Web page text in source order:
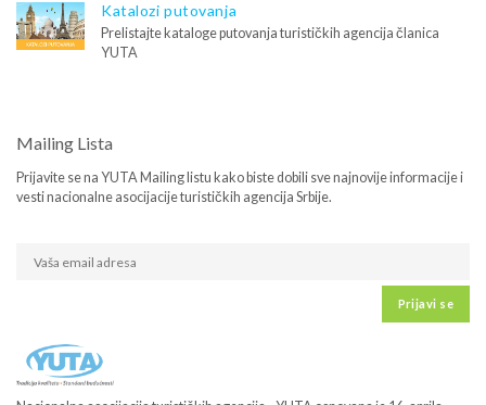
Katalozi putovanja
Prelistajte kataloge putovanja turističkih agencija članica
YUTA
Mailing Lista
Prijavite se na YUTA Mailing listu kako biste dobili sve najnovije informacije i
vesti nacionalne asocijacije turističkih agencija Srbije.
Prijavi se